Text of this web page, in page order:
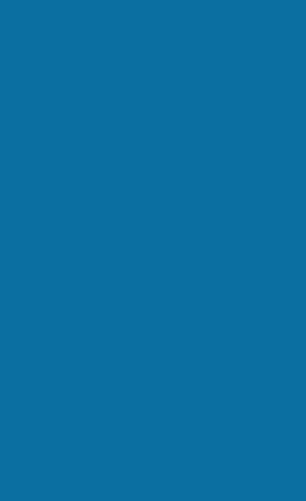
Слід враховувати, що
значення. Тут розміщується
предмети. Церковне начиння
якісного дерева. Кожна